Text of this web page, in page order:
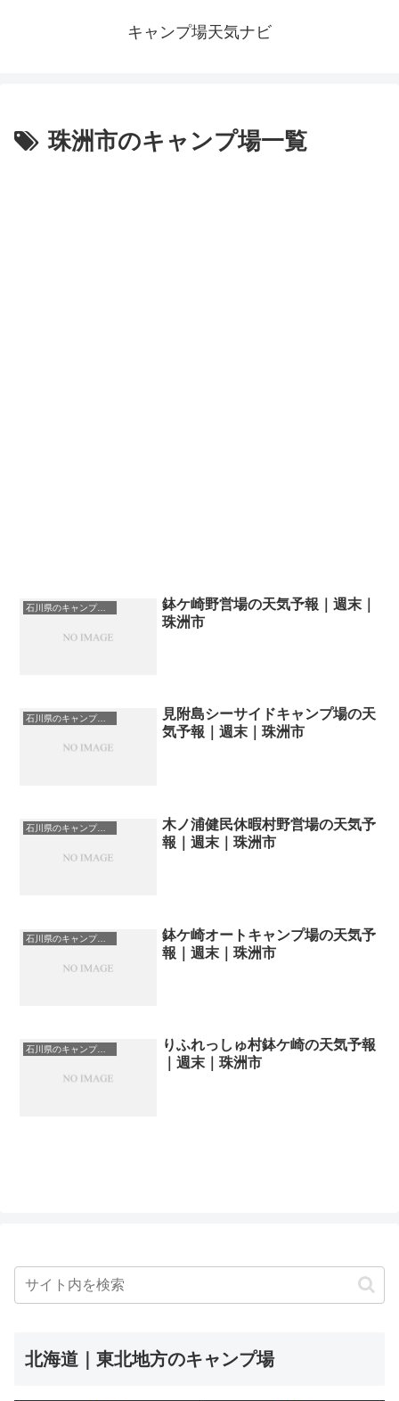
キャンプ場天気ナビ
珠洲市のキャンプ場一覧
石川県のキャンプ場一覧
鉢ケ崎野営場の天気予報｜週末｜
珠洲市
石川県のキャンプ場一覧
見附島シーサイドキャンプ場の天
気予報｜週末｜珠洲市
石川県のキャンプ場一覧
木ノ浦健民休暇村野営場の天気予
報｜週末｜珠洲市
石川県のキャンプ場一覧
鉢ケ崎オートキャンプ場の天気予
報｜週末｜珠洲市
石川県のキャンプ場一覧
りふれっしゅ村鉢ケ崎の天気予報
｜週末｜珠洲市
北海道｜東北地方のキャンプ場